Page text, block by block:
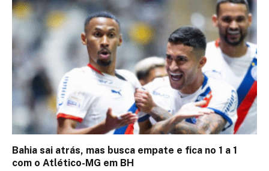
Bahia sai atrás, mas busca empate e fica no 1 a 1
com o Atlético-MG em BH